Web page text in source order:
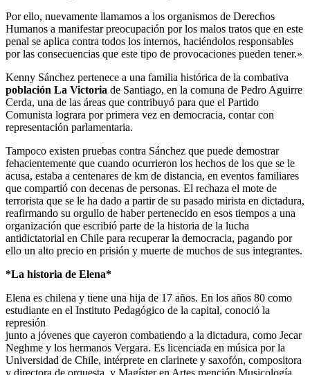
Por ello, nuevamente llamamos a los organismos de Derechos
Humanos a manifestar preocupación por los malos tratos que en este
penal se aplica contra todos los internos, haciéndolos responsables
por las consecuencias que este tipo de provocaciones pueden tener.»
Kenny Sánchez pertenece a una familia histórica de la combativa
población La Victoria de Santiago, en la comuna de Pedro Aguirre
Cerda, una de las áreas que contribuyó para que el Partido
Comunista lograra por primera vez en democracia, contar con
representación parlamentaria.
Tampoco existen pruebas contra Sánchez que puede demostrar
fehacientemente que cuando ocurrieron los hechos de los que se le
acusa, estaba a centenares de km de distancia, en eventos familiares
que compartió con decenas de personas. El rechaza el mote de
terrorista que se le ha dado a partir de su pasado mirista en dictadura,
reafirmando su orgullo de haber pertenecido en esos tiempos a una
organización que escribió parte de la historia de la lucha
antidictatorial en Chile para recuperar la democracia, pagando por
ello un alto precio en prisión y muerte de muchos de sus integrantes.
*La historia de Elena*
Elena es chilena y tiene una hija de 17 años. En los años 80 como
estudiante en el Instituto Pedagógico de la capital, conoció la
represión
junto a jóvenes que cayeron combatiendo a la dictadura, como Jecar
Neghme y los hermanos Vergara. Es licenciada en música por la
Universidad de Chile, intérprete en clarinete y saxofón, compositora
y directora de orquesta, y Magíster en Artes mención Musicología.